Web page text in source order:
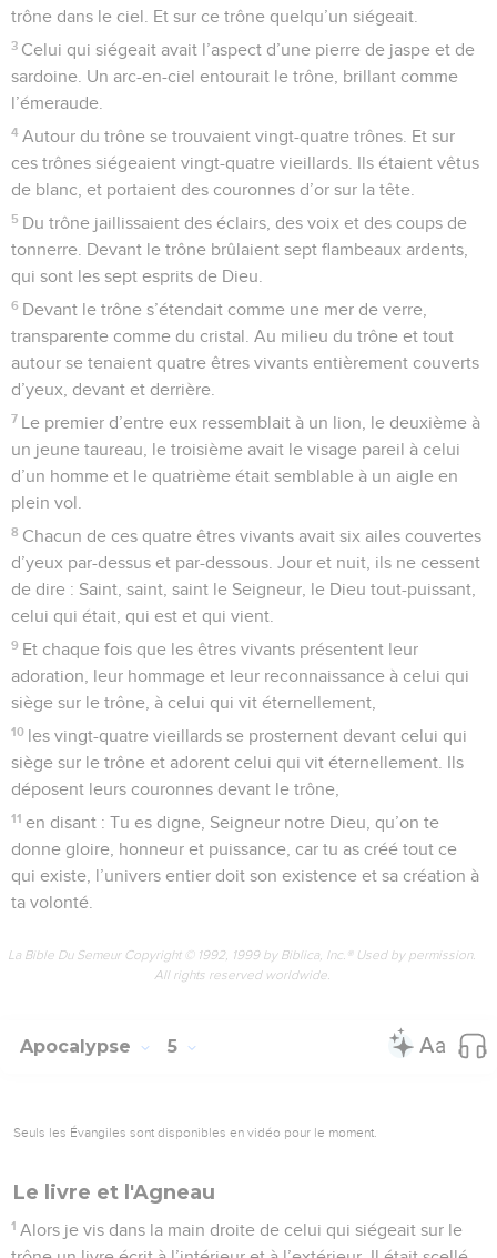
trône dans le ciel. Et sur ce trône quelqu’un siégeait.
3 Celui qui siégeait avait l’aspect d’une pierre de jaspe et de
sardoine. Un arc-en-ciel entourait le trône, brillant comme
l’émeraude.
4 Autour du trône se trouvaient vingt-quatre trônes. Et sur
ces trônes siégeaient vingt-quatre vieillards. Ils étaient vêtus
de blanc, et portaient des couronnes d’or sur la tête.
5 Du trône jaillissaient des éclairs, des voix et des coups de
tonnerre. Devant le trône brûlaient sept flambeaux ardents,
qui sont les sept esprits de Dieu.
6 Devant le trône s’étendait comme une mer de verre,
transparente comme du cristal. Au milieu du trône et tout
autour se tenaient quatre êtres vivants entièrement couverts
d’yeux, devant et derrière.
7 Le premier d’entre eux ressemblait à un lion, le deuxième à
un jeune taureau, le troisième avait le visage pareil à celui
d’un homme et le quatrième était semblable à un aigle en
plein vol.
8 Chacun de ces quatre êtres vivants avait six ailes couvertes
d’yeux par-dessus et par-dessous. Jour et nuit, ils ne cessent
de dire : Saint, saint, saint le Seigneur, le Dieu tout-puissant,
celui qui était, qui est et qui vient.
9 Et chaque fois que les êtres vivants présentent leur
adoration, leur hommage et leur reconnaissance à celui qui
siège sur le trône, à celui qui vit éternellement,
10 les vingt-quatre vieillards se prosternent devant celui qui
siège sur le trône et adorent celui qui vit éternellement. Ils
déposent leurs couronnes devant le trône,
11 en disant : Tu es digne, Seigneur notre Dieu, qu’on te
donne gloire, honneur et puissance, car tu as créé tout ce
qui existe, l’univers entier doit son existence et sa création à
ta volonté.
La Bible Du Semeur Copyright © 1992, 1999 by Biblica, Inc.® Used by permission.
All rights reserved worldwide.
Apocalypse 5
Seuls les Évangiles sont disponibles en vidéo pour le moment.
Le livre et l'Agneau
1 Alors je vis dans la main droite de celui qui siégeait sur le